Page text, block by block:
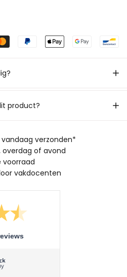
product?
verzonden*
overdag of avond
voorraad
vakdocenten